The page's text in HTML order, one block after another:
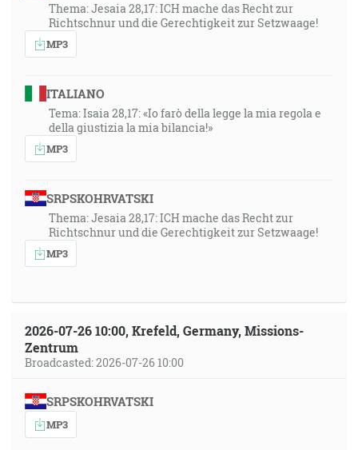
Thema: Jesaia 28,17: ICH mache das Recht zur
Richtschnur und die Gerechtigkeit zur Setzwaage!
MP3
ITALIANO
Tema: Isaia 28,17: «Io farò della legge la mia regola e
della giustizia la mia bilancia!»
MP3
SRPSKOHRVATSKI
Thema: Jesaia 28,17: ICH mache das Recht zur
Richtschnur und die Gerechtigkeit zur Setzwaage!
MP3
2026-07-26 10:00, Krefeld, Germany, Missions-
Zentrum
Broadcasted: 2026-07-26 10:00
SRPSKOHRVATSKI
MP3